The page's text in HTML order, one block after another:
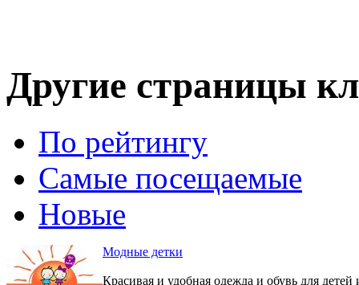
Другие страницы
По рейтингу
Самые посещаемые
Новые
Модные детки
Красивая и удобная одежда и обувь для детей